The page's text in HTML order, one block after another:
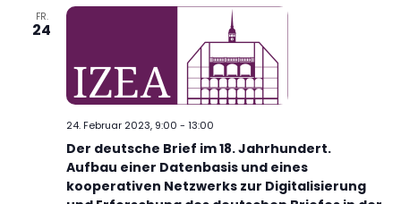
FR.
24
Der deutsche Brief im 18. Jahrhundert.
Aufbau einer Datenbasis und eines
kooperativen Netzwerks zur Digitalisierung
24. Februar 2023, 9:00 - 13:00